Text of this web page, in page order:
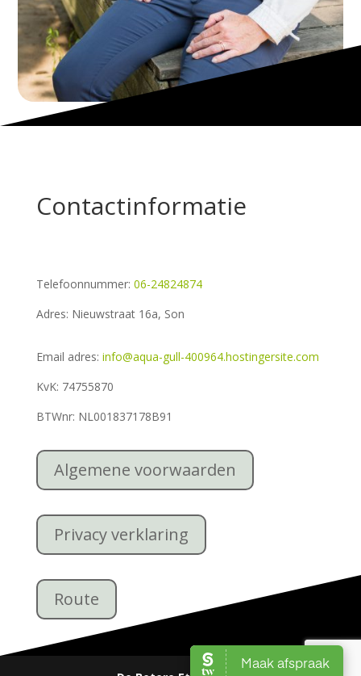
Contactinformatie
Telefoonnummer: 06-24824874
Adres: Nieuwstraat 16a, Son
Email adres: info@aqua-gull-400964.hostingersite.com
KvK: 74755870
BTWnr: NL001837178B91
Algemene voorwaarden
Privacy verklaring
Route